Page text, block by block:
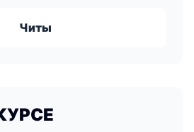
Читы